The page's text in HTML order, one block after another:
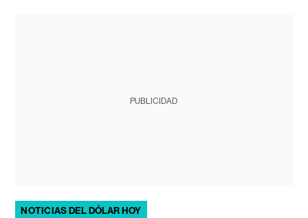
PUBLICIDAD
NOTICIAS DEL DÓLAR HOY